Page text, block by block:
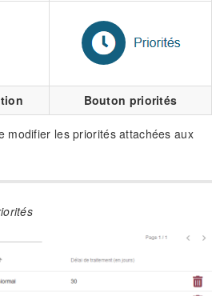
Bouton priorités
modifier les priorités attachées aux